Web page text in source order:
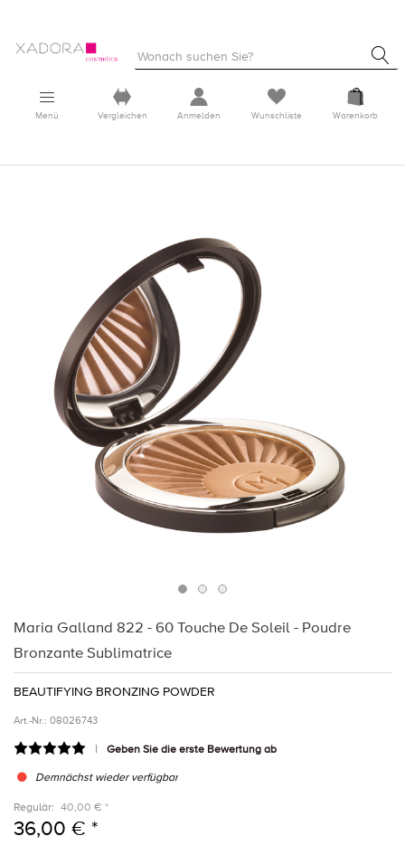
Menü Vergleichen Anmelden Wunschliste Warenkorb
Maria Galland 822 - 60 Touche De Soleil - Poudre
Bronzante Sublimatrice
BEAUTIFYING BRONZING POWDER
Art.-Nr.: 08026743
Geben Sie die erste Bewertung ab
Demnächst wieder verfügbar
Regulär: 40,00 € *
36,00 € *